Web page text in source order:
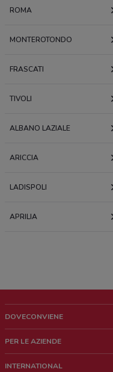
ROMA
MONTEROTONDO
FRASCATI
TIVOLI
ALBANO LAZIALE
ARICCIA
LADISPOLI
APRILIA
DOVECONVIENE
Chi siamo
PER LE AZIENDE
INTERNATIONAL